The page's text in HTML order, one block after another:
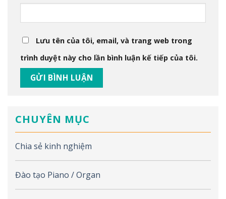
CHUYÊN MỤC
Chia sẻ kinh nghiệm
Đào tạo Piano / Organ
Lưu tên của tôi, email, và trang web trong
trình duyệt này cho lần bình luận kế tiếp của tôi.